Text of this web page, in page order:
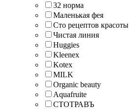
32 норма
Маленькая фея
Сто рецептов красоты
Чистая линия
Huggies
Kleenex
Kotex
MILK
Organic beauty
Aquafruite
СТОТРАВЪ